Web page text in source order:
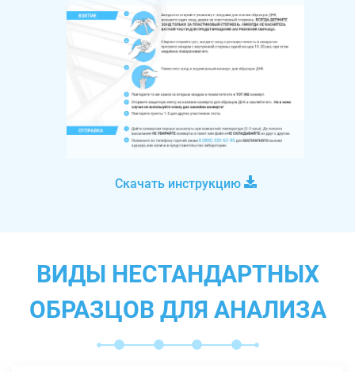
Скачать инструкцию
ВИДЫ НЕСТАНДАРТНЫХ
ОБРАЗЦОВ ДЛЯ АНАЛИЗА